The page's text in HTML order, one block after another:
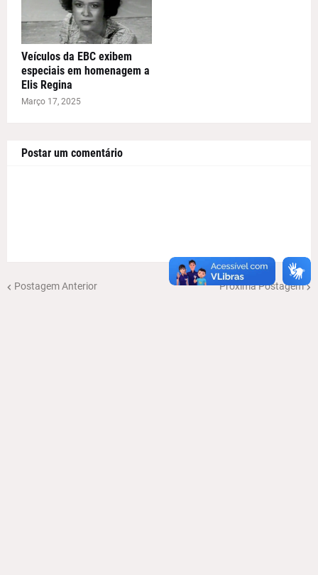
Veículos da EBC exibem
especiais em homenagem a
Elis Regina
Março 17, 2025
Postar um comentário
Postagem Anterior Próxima Postagem